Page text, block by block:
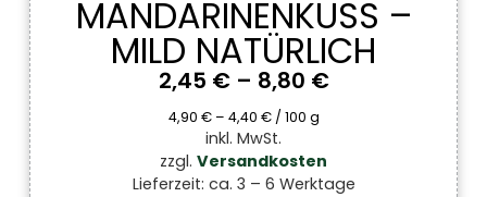
MANDARINENKUSS –
MILD NATÜRLICH
2,45 €– 8,80 €
4,90 €– 4,40 €/ 100 g
inkl. MwSt.
zzgl. Versandkosten
Lieferzeit: ca. 3 – 6 Werktage